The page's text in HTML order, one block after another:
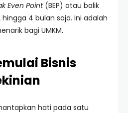
Even Point(BEP) atau balik
4 bulan saja. Ini adalah
bagi UMKM.
Bisnis
hati pada satu